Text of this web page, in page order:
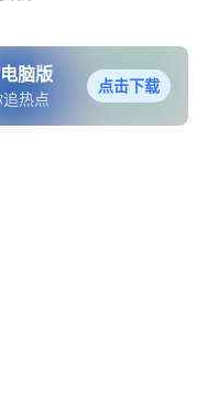
脑版
热点
点击下载